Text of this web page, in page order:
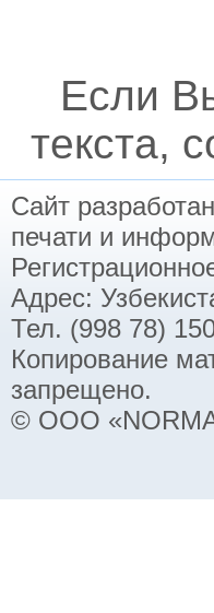
Если
текста,
Сайт
печати и
Адрес:
Тел. (998 78)
Копирование
запрещено.
© ООО